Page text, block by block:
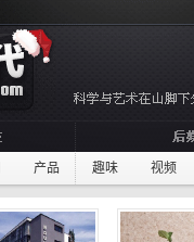
产品 趣味 视频